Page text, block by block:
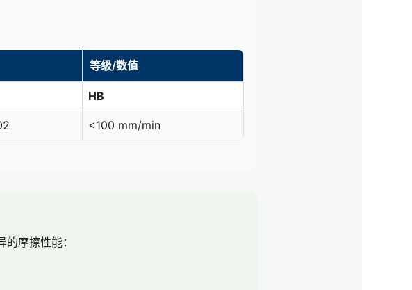
等级/数值
HB
<100 mm/min
摩擦性能：